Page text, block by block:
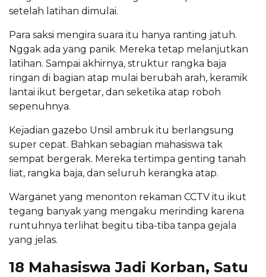
setelah latihan dimulai.
Para saksi mengira suara itu hanya ranting jatuh.
Nggak ada yang panik. Mereka tetap melanjutkan
latihan. Sampai akhirnya, struktur rangka baja
ringan di bagian atap mulai berubah arah, keramik
lantai ikut bergetar, dan seketika atap roboh
sepenuhnya.
Kejadian gazebo Unsil ambruk itu berlangsung
super cepat. Bahkan sebagian mahasiswa tak
sempat bergerak. Mereka tertimpa genting tanah
liat, rangka baja, dan seluruh kerangka atap.
Warganet yang menonton rekaman CCTV itu ikut
tegang banyak yang mengaku merinding karena
runtuhnya terlihat begitu tiba-tiba tanpa gejala
yang jelas.
18 Mahasiswa Jadi Korban, Satu